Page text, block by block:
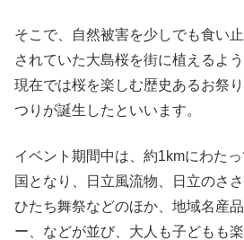
そこで、自然被害を少しでも食い
されていた大島桜を街に植えるよ
現在では桜を楽しむ歴史あるお祭
つりが誕生したといいます。
イベント期間中は、約1kmにわた
国となり、日立風流物、日立のさ
ひたち舞祭などのほか、地域名産
ー、などが並び、大人も子どもも